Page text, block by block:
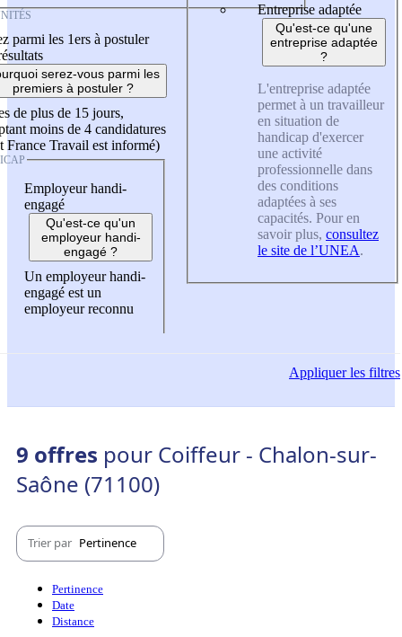
parmi les 1ers à postuler
serez-vous parmi les
premiers à postuler ?
de plus de 15 jours,
moins de 4 candidatures
France Travail est informé)
Employeur handi-
engagé
Qu'est-ce qu'un
employeur handi-
engagé ?
Un employeur handi-
engagé est un
employeur reconnu
Entreprise adaptée
Qu'est-ce qu'une
entreprise adaptée
?
L'entreprise adaptée
permet à un travailleur
en situation de
handicap d'exercer
une activité
professionnelle dans
des conditions
adaptées à ses
capacités. Pour en
savoir plus, consultez
le site de l’UNEA.
Appliquerles filtres
9 offres pour Coiffeur - Chalon-sur-
Saône (71100)
Trier par Pertinence
Pertinence
Date
Distance